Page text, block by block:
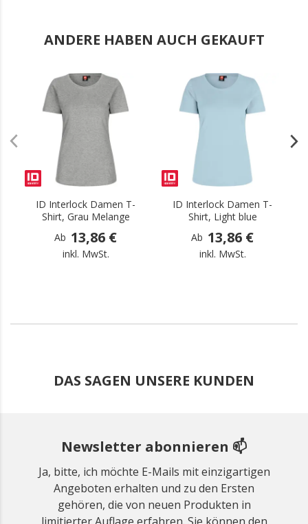
ANDERE HABEN AUCH GEKAUFT
ID Interlock Damen T-
Shirt, Grau Melange
Ab 13,86 €
inkl. MwSt.
ID Interlock Damen T-
Shirt, Light blue
Ab 13,86 €
inkl. MwSt.
DAS SAGEN UNSERE KUNDEN
Newsletter abonnieren 📫
Ja, bitte, ich möchte E-Mails mit einzigartigen
Angeboten erhalten und zu den Ersten
gehören, die von neuen Produkten in